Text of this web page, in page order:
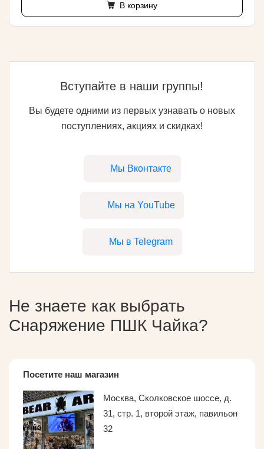
В корзину
Вступайте в наши группы!
Вы будете одними из первых узнавать о новых
поступлениях, акциях и скидках!
Мы Вконтакте
Мы на YouTube
Мы в Telegram
Не знаете как выбрать
Снаряжение ПШК Чайка?
Посетите наш магазин
Москва, Сколковское шоссе, д.
31, стр. 1, второй этаж, павильон
32